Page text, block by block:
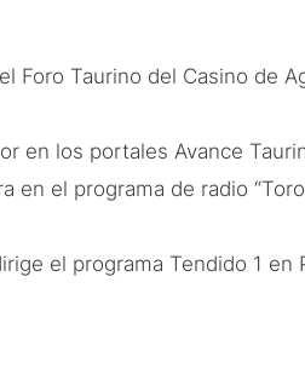
Foro Taurino del Casino de
en los portales Avance
en el programa de radio
el programa Tendido 1 en